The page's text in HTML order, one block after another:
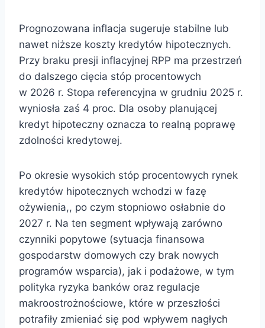
Prognozowana inflacja sugeruje stabilne lub
nawet niższe koszty kredytów hipotecznych.
Przy braku presji inflacyjnej RPP ma przestrzeń
do dalszego cięcia stóp procentowych
w 2026 r. Stopa referencyjna w grudniu 2025 r.
wyniosła zaś 4 proc. Dla osoby planującej
kredyt hipoteczny oznacza to realną poprawę
zdolności kredytowej.
Po okresie wysokich stóp procentowych rynek
kredytów hipotecznych wchodzi w fazę
ożywienia,, po czym stopniowo osłabnie do
2027 r. Na ten segment wpływają zarówno
czynniki popytowe (sytuacja finansowa
gospodarstw domowych czy brak nowych
programów wsparcia), jak i podażowe, w tym
polityka ryzyka banków oraz regulacje
makroostrożnościowe, które w przeszłości
potrafiły zmieniać się pod wpływem nagłych